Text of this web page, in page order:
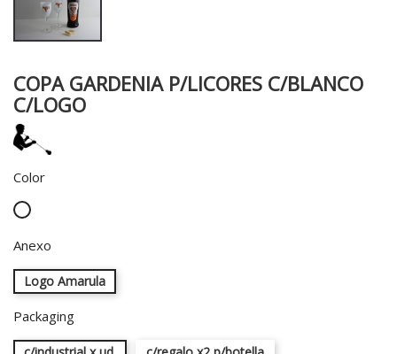
COPA GARDENIA P/LICORES C/BLANCO
C/LOGO
Color
Blanco
Anexo
Logo Amarula
Packaging